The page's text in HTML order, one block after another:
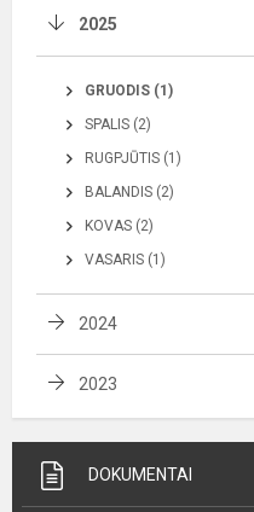
2025
GRUODIS (1)
SPALIS (2)
RUGPJŪTIS (1)
BALANDIS (2)
KOVAS (2)
VASARIS (1)
2024
2023
DOKUMENTAI